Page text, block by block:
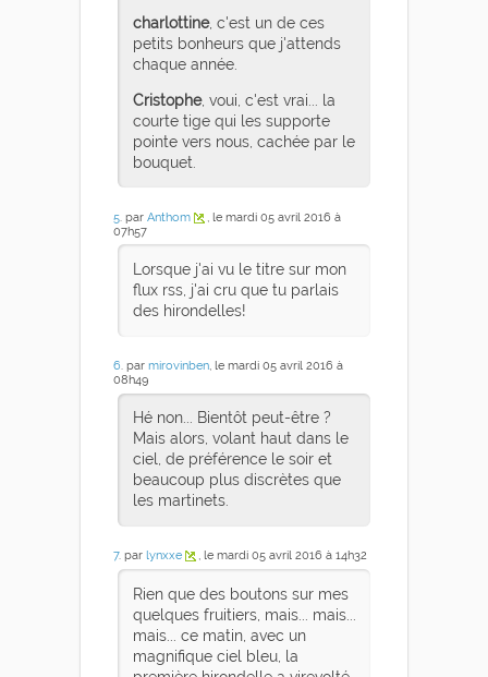
charlottine, c'est un de ces
petits bonheurs que j'attends
chaque année.
Cristophe, voui, c'est vrai... la
courte tige qui les supporte
pointe vers nous, cachée par le
bouquet.
5. par Anthom
, le mardi 05 avril 2016 à
07h57
Lorsque j'ai vu le titre sur mon
flux rss, j'ai cru que tu parlais
des hirondelles!
6. par mirovinben, le mardi 05 avril 2016 à
08h49
Hé non... Bientôt peut-être ?
Mais alors, volant haut dans le
ciel, de préférence le soir et
beaucoup plus discrètes que
les martinets.
7. par lynxxe , le mardi 05 avril 2016 à 14h32
Rien que des boutons sur mes
quelques fruitiers, mais... mais...
mais... ce matin, avec un
magnifique ciel bleu, la